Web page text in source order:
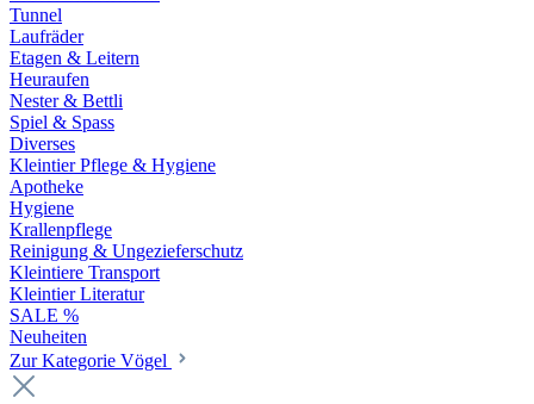
Tunnel
Laufräder
Etagen & Leitern
Heuraufen
Nester & Bettli
Spiel & Spass
Diverses
Kleintier Pflege & Hygiene
Apotheke
Hygiene
Krallenpflege
Reinigung & Ungezieferschutz
Kleintiere Transport
Kleintier Literatur
SALE %
Neuheiten
Zur Kategorie Vögel